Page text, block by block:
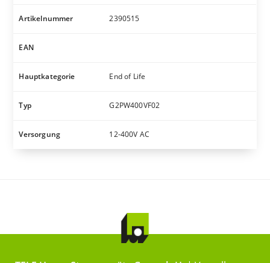
Artikelnummer 2390515
EAN
Hauptkategorie End of Life
Typ G2PW400VF02
Versorgung 12-400V AC